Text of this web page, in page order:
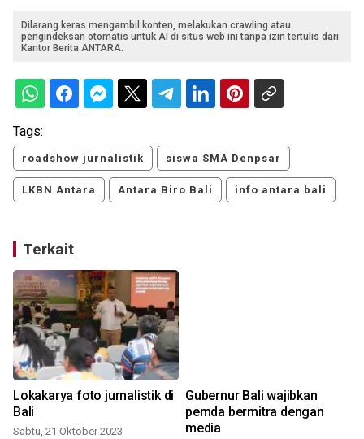
Dilarang keras mengambil konten, melakukan crawling atau
pengindeksan otomatis untuk AI di situs web ini tanpa izin tertulis dari
Kantor Berita ANTARA.
Tags:
roadshow jurnalistik siswa SMA Denpsar
LKBN Antara Antara Biro Bali info antara bali
Terkait
Lokakarya foto jurnalistik di
Bali
Sabtu, 21 Oktober 2023
Gubernur Bali wajibkan
pemda bermitra dengan
media